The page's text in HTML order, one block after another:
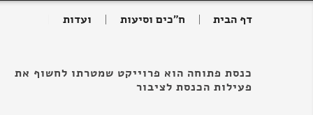
דף הבית ח"כים וסיעות ועדות
כנסת פתוחה הוא פרוייקט שמטרתו לחשוף את
פעילות הכנסת לציבור